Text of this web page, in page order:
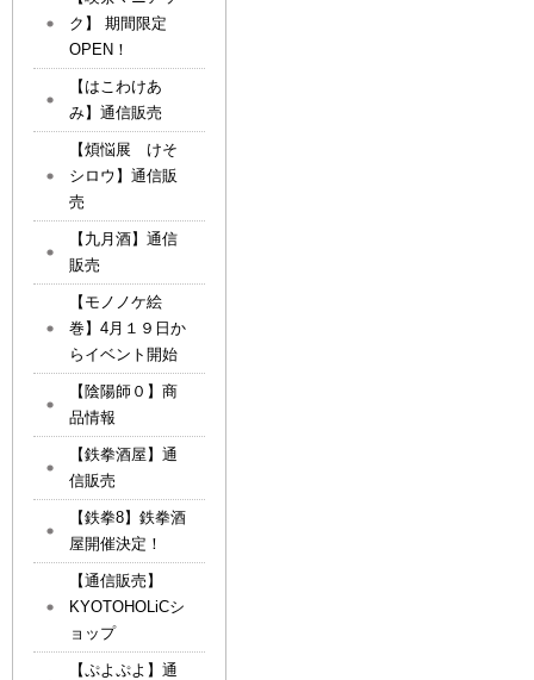
ク】 期間限定
OPEN！
【はこわけあ
み】通信販売
【煩悩展 けそ
シロウ】通信販
売
【九月酒】通信
販売
【モノノケ絵
巻】4月１９日か
らイベント開始
【陰陽師０】商
品情報
【鉄拳酒屋】通
信販売
【鉄拳8】鉄拳酒
屋開催決定！
【通信販売】
KYOTOHOLiCシ
ョップ
【ぷよぷよ】通